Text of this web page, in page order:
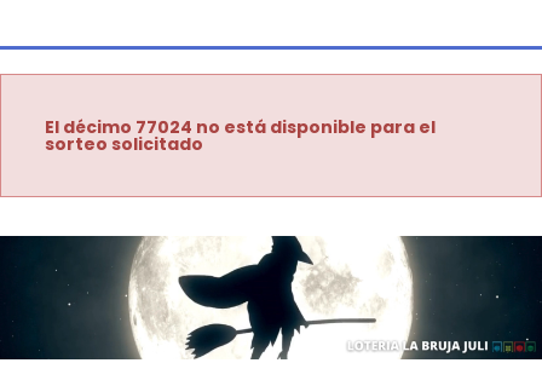
El décimo 77024 no está disponible para el
sorteo solicitado